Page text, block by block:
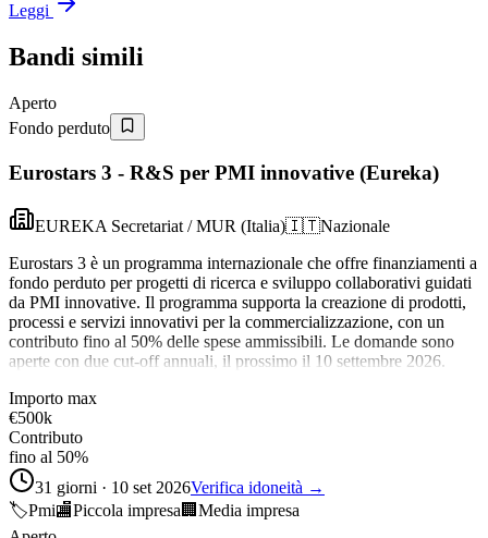
Leggi
Bandi simili
Aperto
Fondo perduto
Eurostars 3 - R&S per PMI innovative (Eureka)
EUREKA Secretariat / MUR (Italia)🇮🇹Nazionale
Eurostars 3 è un programma internazionale che offre finanziamenti a
fondo perduto per progetti di ricerca e sviluppo collaborativi guidati
da PMI innovative. Il programma supporta la creazione di prodotti,
processi e servizi innovativi per la commercializzazione, con un
contributo fino al 50% delle spese ammissibili. Le domande sono
aperte con due cut-off annuali, il prossimo il 10 settembre 2026.
Importo max
€500k
Contributo
fino al 50%
31 giorni · 10 set 2026Verifica idoneità →
🏷️Pmi🏬Piccola impresa 🏢 Media impresa